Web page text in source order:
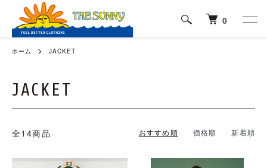
0
ホーム JACKET
JACKET
全14商品 おすすめ順 価格順 新着順